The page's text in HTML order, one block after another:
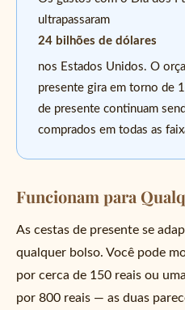
ultrapassaram
24 bilhões de dólares
nos Estados Unidos. O
presente gira em torno de
de presente continuam
comprados em todas as
Funcionam para
As cestas de presente se
qualquer bolso. Você pode
por cerca de 150 reais ou
por 800 reais — as duas